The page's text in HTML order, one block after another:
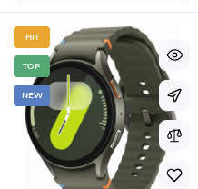
HIT
TOP
NEW